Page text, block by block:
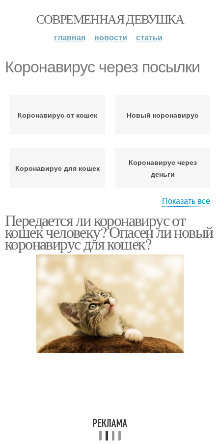
СОВРЕМЕННАЯ ДЕВУШКА
главная новости статьи
Коронавирус через посылки
Коронавирус от кошек Новый коронавирус
Коронавирус для кошек
Коронавирус через
деньги
наличные деньги
Показать все
Передается ли коронавирус от
кошек человеку? Опасен ли новый
коронавирус для кошек?